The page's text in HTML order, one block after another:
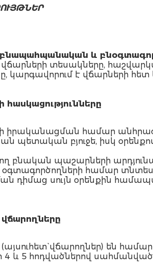
բնապահպանական և
վճարների տեսակները,
է վճարների
իրականացման համար
պետական բյուջե, իսկ
բնական պաշարների
համար
դիմաց սույն օրենքին
(այսուհետ` վճարողներ) են
և 5 հոդվածներով սահմանված